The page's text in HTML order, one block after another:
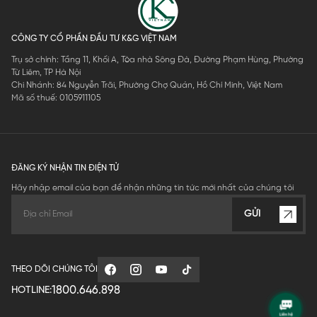
CÔNG TY CỔ PHẦN ĐẦU TƯ K&G VIỆT NAM
Trụ sở chính: Tầng 11, Khối A, Tòa nhà Sông Đà, Đường Phạm Hùng, Phường
Từ Liêm, TP Hà Nội
Chi Nhánh: 84 Nguyễn Trãi, Phường Chợ Quán, Hồ Chí Minh, Việt Nam
Mã số thuế: 0105911105
ĐĂNG KÝ NHẬN TIN ĐIỆN TỬ
Hãy nhập email của bạn để nhận những tin tức mới nhất của chúng tôi
GỬI
THEO DÕI CHÚNG TÔI
HOTLINE:1800.646.898